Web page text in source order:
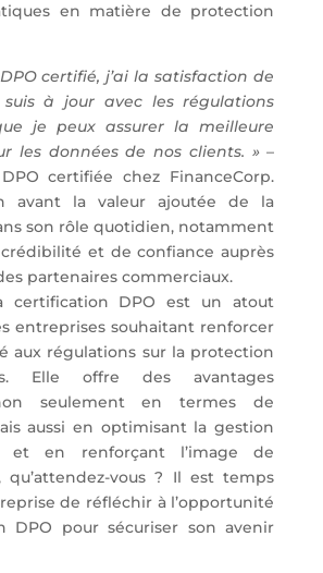
en matière de protection
certifié, j’ai la satisfaction de
à jour avec les régulations
je peux assurer la meilleure
les données de nos clients. »–
certifiée chez FinanceCorp.
avant la valeur ajoutée de la
son rôle quotidien, notamment
et de confiance auprès
partenaires commerciaux.
certification DPO est un atout
entreprises souhaitant renforcer
aux régulations sur la protection
Elle offre des avantages
seulement en termes de
aussi en optimisant la gestion
et en renforçant l’image de
qu’attendez-vous ? Il est temps
de réfléchir à l’opportunité
DPO pour sécuriser son avenir